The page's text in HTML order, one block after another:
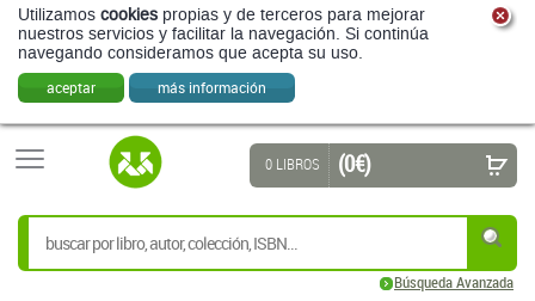
Utilizamos cookies propias y de terceros para mejorar
nuestros servicios y facilitar la navegación. Si continúa
navegando consideramos que acepta su uso.
aceptar más información
Búsqueda Avanzada
0 LIBROS (0 €)